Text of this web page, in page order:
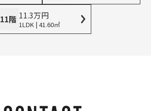
11階 11.3万円
1LDK | 41.60㎡